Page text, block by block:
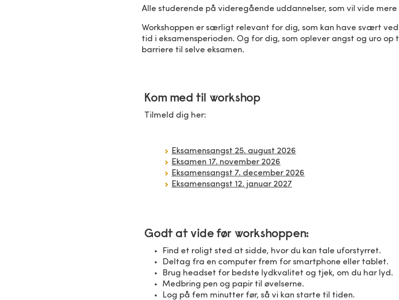
Alle studerende på videregående uddannelser, som vil vide mere
Workshoppen er særligt relevant for dig, som kan have svært
tid i eksamensperioden. Og for dig, som oplever angst og uro op
barriere til selve eksamen.
Kom med til workshop
Tilmeld dig her:
Eksamensangst 25. august 2026
Eksamen 17. november 2026
Eksamensangst 7. december 2026
Eksamensangst 12. januar 2027
Godt at vide før workshoppen:
Find et roligt sted at sidde, hvor du kan tale uforstyrret.
Deltag fra en computer frem for smartphone eller tablet.
Brug headset for bedste lydkvalitet og tjek, om du har lyd.
Medbring pen og papir til øvelserne.
Log på fem minutter før, så vi kan starte til tiden.